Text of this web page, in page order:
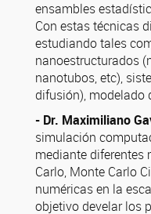
ensambles
Con estas técnicas
estudiando tales
nanoestructurados
nanotubos, etc),
difusión), modelado
- Dr. Maximiliano
simulación
mediante
Carlo, Monte Carlo
numéricas en la
objetivo develar los